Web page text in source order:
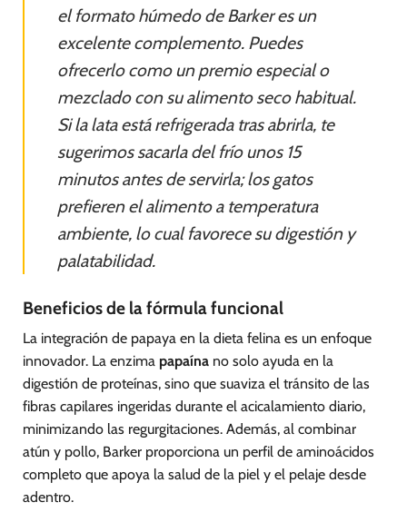
el formato húmedo de Barker es un
excelente complemento. Puedes
ofrecerlo como un premio especial o
mezclado con su alimento seco habitual.
Si la lata está refrigerada tras abrirla, te
sugerimos sacarla del frío unos 15
minutos antes de servirla; los gatos
prefieren el alimento a temperatura
ambiente, lo cual favorece su digestión y
palatabilidad.
Beneficios de la fórmula funcional
La integración de papaya en la dieta felina es un enfoque
innovador. La enzima papaína no solo ayuda en la
digestión de proteínas, sino que suaviza el tránsito de las
fibras capilares ingeridas durante el acicalamiento diario,
minimizando las regurgitaciones. Además, al combinar
atún y pollo, Barker proporciona un perfil de aminoácidos
completo que apoya la salud de la piel y el pelaje desde
adentro.